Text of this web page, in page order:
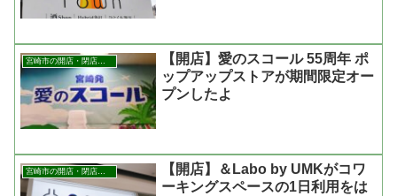
宮崎市の開店・閉店まとめ
【開店】愛のスコール 55周年 ポ
ップアップストアが期間限定オー
プンしたよ
宮崎市の開店・閉店まとめ
【開店】＆Labo by UMKがコワ
ーキングスペースの1日利用をは